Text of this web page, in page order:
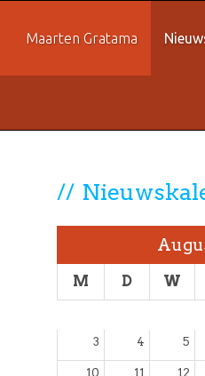
Maarten Gratama
M D W
3 4 5
10 11 12